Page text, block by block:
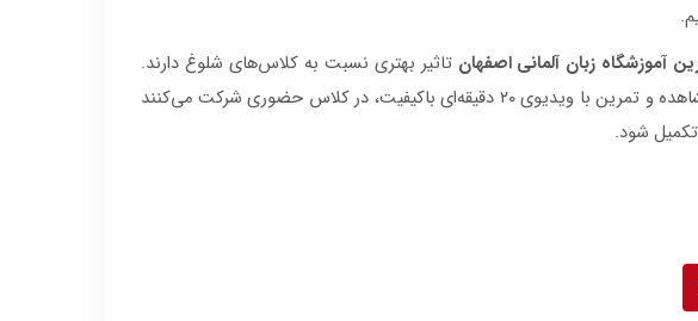
آموزشگاه زبان آلمانی اصفهان تاثیر بهتری نسبت به کلاس‌های شلوغ دارند.
در این روش، زبان‌آموزان پس از مشاهده و تمرین با ویدیوی ۲۰ دقیقه‌ای باکیفیت، در کلاس حضوری شرکت می‌کنند
شود.